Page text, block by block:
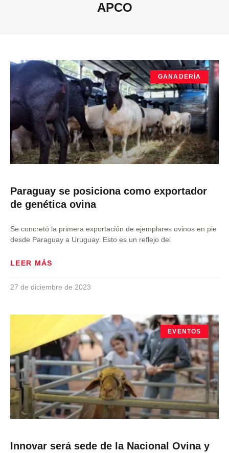
APCO
GANADERÍA
Paraguay se posiciona como exportador
de genética ovina
Se concretó la primera exportación de ejemplares ovinos en pie
desde Paraguay a Uruguay. Esto es un reflejo del
LEER MÁS
27 de diciembre de 2023
EVENTOS
Innovar será sede de la Nacional Ovina y